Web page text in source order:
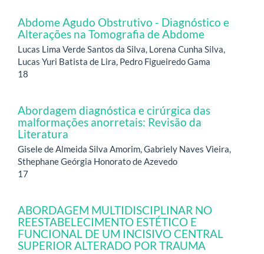
Abdome Agudo Obstrutivo - Diagnóstico e
Alterações na Tomografia de Abdome
Lucas Lima Verde Santos da Silva, Lorena Cunha Silva,
Lucas Yuri Batista de Lira, Pedro Figueiredo Gama
18
Abordagem diagnóstica e cirúrgica das
malformações anorretais: Revisão da
Literatura
Gisele de Almeida Silva Amorim, Gabriely Naves Vieira,
Sthephane Geórgia Honorato de Azevedo
17
ABORDAGEM MULTIDISCIPLINAR NO
REESTABELECIMENTO ESTÉTICO E
FUNCIONAL DE UM INCISIVO CENTRAL
SUPERIOR ALTERADO POR TRAUMA